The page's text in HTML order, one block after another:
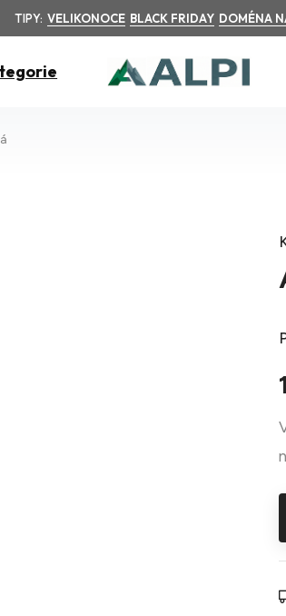
TIPY: VELIKONOCE BLACK FRIDAY DOMÉNA